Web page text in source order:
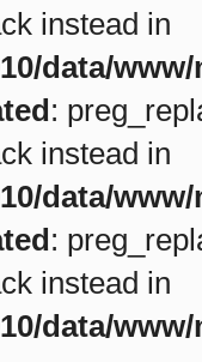
instead in
data/
:
instead in
data/
:
instead in
data/